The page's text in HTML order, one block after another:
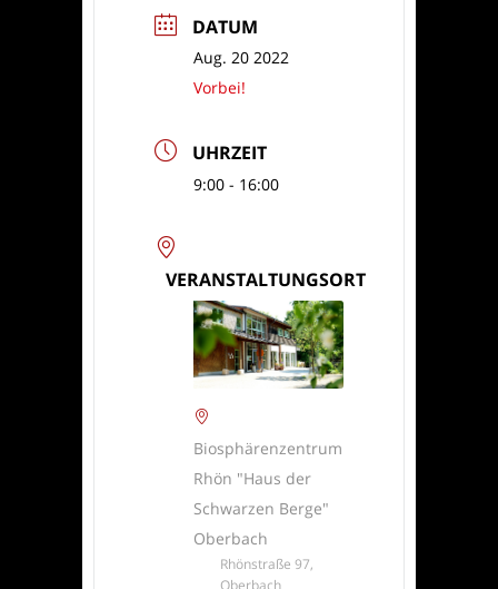
DATUM
Aug. 20 2022
Vorbei!
UHRZEIT
9:00 - 16:00
VERANSTALTUNGSORT
Biosphärenzentrum
Rhön "Haus der
Schwarzen Berge"
Oberbach
Rhönstraße 97,
Oberbach